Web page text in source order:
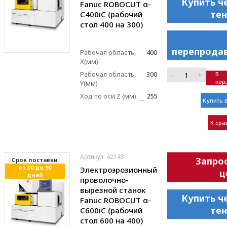
Fanuc ROBOCUT α-
C400iC (рабочий
стол 400 на 300)
Рабочая область,
X(мм)
400
Рабочая область,
Y(мм)
300
Ход по оси Z (мм) 255
– +
В
Купить
К
Cрок поставки
от 30 до 90
дней
Артикул: 42143
Электроэрозионный
проволочно-
вырезной станок
Fanuc ROBOCUT α-
C600iC (рабочий
стол 600 на 400)
Купить